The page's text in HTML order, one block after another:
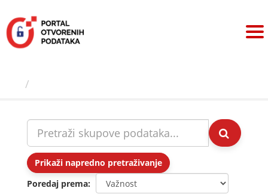
sadržaj
Prikaži napredno pretraživanje
Poredaj prema